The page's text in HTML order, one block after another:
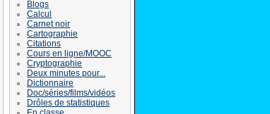
Blogs
Calcul
Carnet noir
Cartographie
Citations
Cours en ligne/MOOC
Cryptographie
Deux minutes pour...
Dictionnaire
Doc/séries/films/vidéos
Drôles de statistiques